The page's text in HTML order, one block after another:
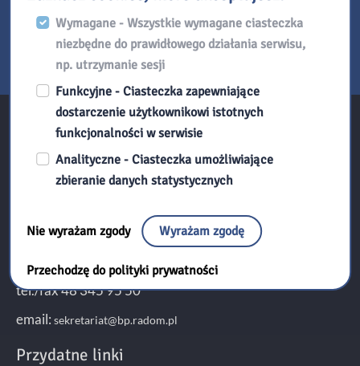
Dodaj do Kalendarza Google
Eksportuj iCal
Kontakt:
ul. Kościuszki 5A
26-600 Radom
tel./fax 48 345 95 50
email: sekretariat@bp.radom.pl
Przydatne linki
Wymagane - Wszystkie wymagane ciasteczka
niezbędne do prawidłowego działania serwisu,
np. utrzymanie sesji
Funkcyjne - Ciasteczka zapewniające
dostarczenie użytkownikowi istotnych
funkcjonalności w serwisie
Analityczne - Ciasteczka umożliwiające
zbieranie danych statystycznych
Nie wyrażam zgody Wyrażam zgodę
Przechodzę do polityki prywatności